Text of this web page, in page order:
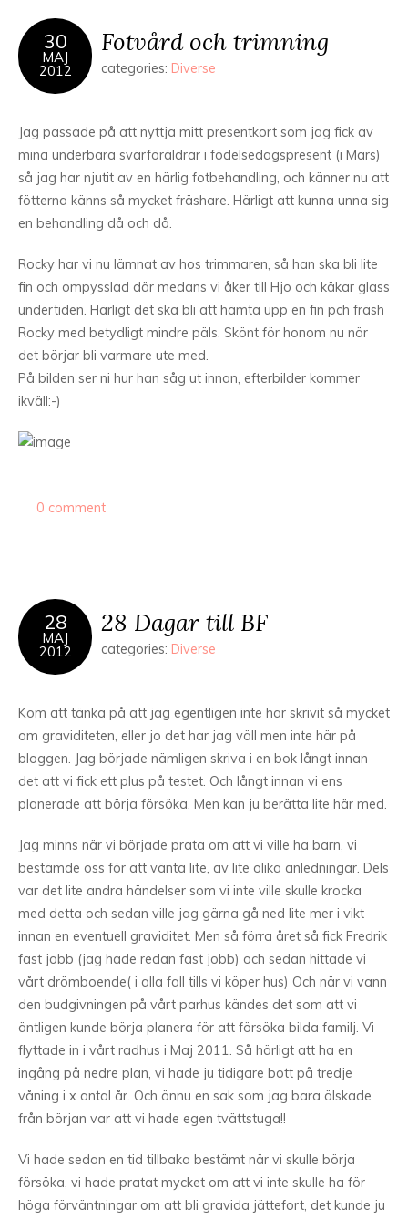
30
MAJ
2012
Fotvård och trimning
categories: Diverse
Jag passade på att nyttja mitt presentkort som jag fick av
mina underbara svärföräldrar i födelsedagspresent (i Mars)
så jag har njutit av en härlig fotbehandling, och känner nu att
fötterna känns så mycket fräshare. Härligt att kunna unna sig
en behandling då och då.
Rocky har vi nu lämnat av hos trimmaren, så han ska bli lite
fin och ompysslad där medans vi åker till Hjo och käkar glass
undertiden. Härligt det ska bli att hämta upp en fin pch fräsh
Rocky med betydligt mindre päls. Skönt för honom nu när
det börjar bli varmare ute med.
På bilden ser ni hur han såg ut innan, efterbilder kommer
ikväll:-)
0 comment
28
MAJ
2012
28 Dagar till BF
categories: Diverse
Kom att tänka på att jag egentligen inte har skrivit så mycket
om graviditeten, eller jo det har jag väll men inte här på
bloggen. Jag började nämligen skriva i en bok långt innan
det att vi fick ett plus på testet. Och långt innan vi ens
planerade att börja försöka. Men kan ju berätta lite här med.
Jag minns när vi började prata om att vi ville ha barn, vi
bestämde oss för att vänta lite, av lite olika anledningar. Dels
var det lite andra händelser som vi inte ville skulle krocka
med detta och sedan ville jag gärna gå ned lite mer i vikt
innan en eventuell graviditet. Men så förra året så fick Fredrik
fast jobb (jag hade redan fast jobb) och sedan hittade vi
vårt drömboende( i alla fall tills vi köper hus) Och när vi vann
den budgivningen på vårt parhus kändes det som att vi
äntligen kunde börja planera för att försöka bilda familj. Vi
flyttade in i vårt radhus i Maj 2011. Så härligt att ha en
ingång på nedre plan, vi hade ju tidigare bott på tredje
våning i x antal år. Och ännu en sak som jag bara älskade
från början var att vi hade egen tvättstuga!!
Vi hade sedan en tid tillbaka bestämt när vi skulle börja
försöka, vi hade pratat mycket om att vi inte skulle ha för
höga förväntningar om att bli gravida jättefort, det kunde ju